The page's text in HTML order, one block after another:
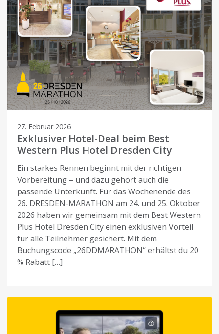
27. Februar 2026
Exklusiver Hotel-Deal beim Best
Western Plus Hotel Dresden City
Ein starkes Rennen beginnt mit der richtigen
Vorbereitung – und dazu gehört auch die
passende Unterkunft. Für das Wochenende des
26. DRESDEN-MARATHON am 24. und 25. Oktober
2026 haben wir gemeinsam mit dem Best Western
Plus Hotel Dresden City einen exklusiven Vorteil
für alle Teilnehmer gesichert. Mit dem
Buchungscode „26DDMARATHON“ erhältst du 20
% Rabatt […]